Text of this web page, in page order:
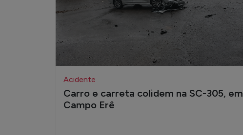
Acidente
Carro e carreta colidem na SC-305, em
Campo Erê